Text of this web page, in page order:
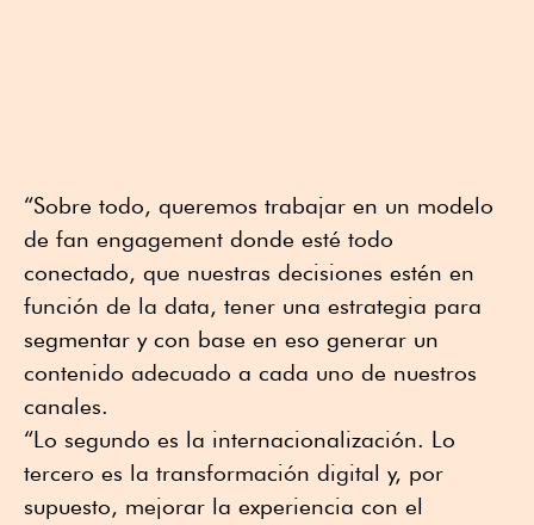
“Sobre todo, queremos trabajar en un modelo
de fan engagement donde esté todo
conectado, que nuestras decisiones estén en
función de la data, tener una estrategia para
segmentar y con base en eso generar un
contenido adecuado a cada uno de nuestros
canales.
“Lo segundo es la internacionalización. Lo
tercero es la transformación digital y, por
supuesto, mejorar la experiencia con el